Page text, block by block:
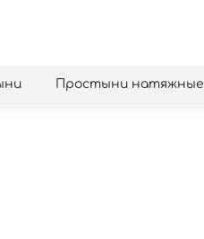
Простыни натяжные